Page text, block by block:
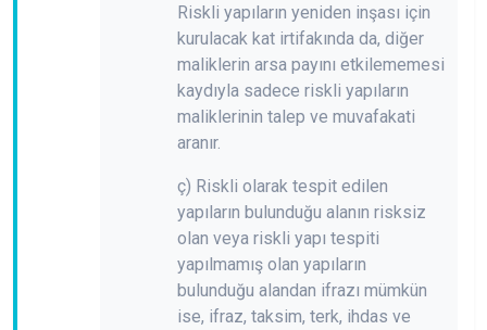
Riskli yapıların yeniden inşası için
kurulacak kat irtifakında da, diğer
maliklerin arsa payını etkilememesi
kaydıyla sadece riskli yapıların
maliklerinin talep ve muvafakati
aranır.
ç) Riskli olarak tespit edilen
yapıların bulunduğu alanın risksiz
olan veya riskli yapı tespiti
yapılmamış olan yapıların
bulunduğu alandan ifrazı mümkün
ise, ifraz, taksim, terk, ihdas ve